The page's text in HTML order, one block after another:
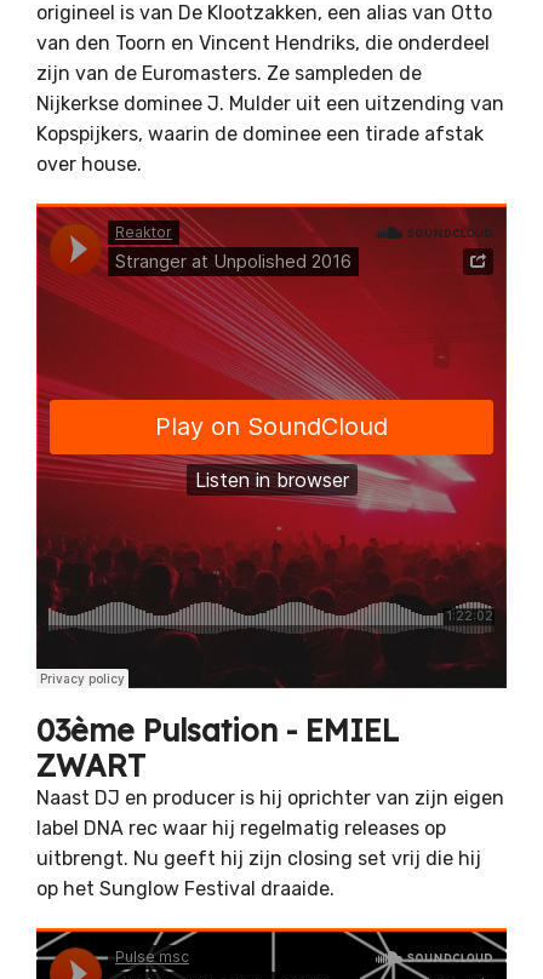
origineel is van De Klootzakken, een alias van Otto
van den Toorn en Vincent Hendriks, die onderdeel
zijn van de Euromasters. Ze sampleden de
Nijkerkse dominee J. Mulder uit een uitzending van
Kopspijkers, waarin de dominee een tirade afstak
over house.
03ème Pulsation - EMIEL
ZWART
Naast DJ en producer is hij oprichter van zijn eigen
label DNA rec waar hij regelmatig releases op
uitbrengt. Nu geeft hij zijn closing set vrij die hij
op het Sunglow Festival draaide.